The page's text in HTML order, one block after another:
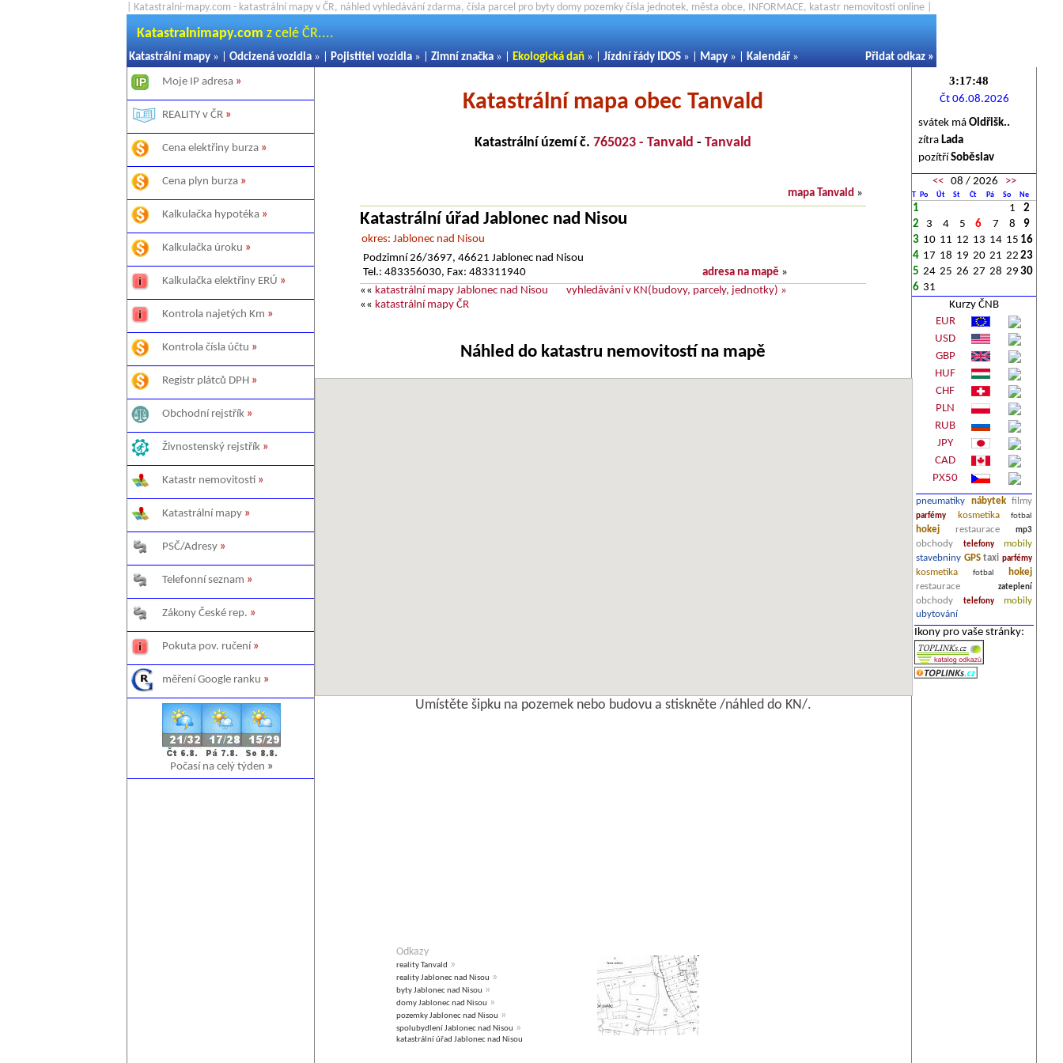
| Katastralni-mapy.com - katastrální mapy v ČR, náhled vyhledávání zdarma, čísla parcel pro byty domy pozemky čísla jednotek, města obce, INFORMACE, katastr nemovitostí online |
Katastralnimapy.com z celé ČR....
Katastrální mapy » | Odcizená vozidla » | Pojistitel vozidla » | Zimní značka » | Ekologická daň » | Jízdní řády IDOS » | Mapy » | Kalendář » Přidat odkaz »
Moje IP adresa »
REALITY v ČR »
Cena elektřiny burza »
Cena plyn burza »
Kalkulačka hypotéka »
Kalkulačka úroku »
Kalkulačka elektřiny ERÚ »
Kontrola najetých Km »
Kontrola čísla účtu »
Registr plátců DPH »
Obchodní rejstřík »
Živnostenský rejstřík »
Katastr nemovitostí »
Katastrální mapy »
PSČ/Adresy »
Telefonní seznam »
Zákony České rep. »
Pokuta pov. ručení »
měření Google ranku »
Počasí na celý týden »
Katastrální mapa obec Tanvald
Katastrální území č. 765023 - Tanvald - Tanvald
mapa Tanvald »
Katastrální úřad Jablonec nad Nisou
okres: Jablonec nad Nisou
Podzimní 26/3697, 46621 Jablonec nad Nisou
Tel.: 483356030, Fax: 483311940
adresa na mapě »
«« katastrální mapy Jablonec nad Nisou
«« katastrální mapy ČR
vyhledávání v KN(budovy, parcely, jednotky) »
Náhled do katastru nemovitostí na mapě
Umístěte šipku na pozemek nebo budovu a stiskněte /náhled do KN/.
Odkazy
reality Tanvald »
reality Jablonec nad Nisou »
byty Jablonec nad Nisou »
domy Jablonec nad Nisou »
pozemky Jablonec nad Nisou »
spolubydlení Jablonec nad Nisou »
katastrální úřad Jablonec nad Nisou
Čt 06.08.2026
svátek má Oldřišk..
zítra Lada
pozítří Soběslav
<<08 / 2026 >>
T Po Út St Čt Pá So Ne
1 1
2
2
3 4 5 6 7 8
9
3 10 11 12 13 14 15 16
4 17 18 19 20 21 22 23
5 24 25 26 27 28 29 30
6 31
Kurzy ČNB
EUR
USD
GBP
HUF
CHF
PLN
RUB
JPY
CAD
PX50
pneumatiky nábytek filmy
parfémy kosmetika fotbal
hokej restaurace mp3
obchody telefony
mobily
stavebniny GPS taxi parfémy
kosmetika fotbal
hokej
restaurace
zateplení
obchody telefony
mobily
ubytování
Ikony pro vaše stránky: